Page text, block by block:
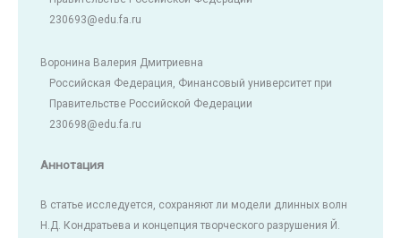
230693@edu.fa.ru
Воронина Валерия Дмитриевна
Российская Федерация, Финансовый университет при
Правительстве Российской Федерации
230698@edu.fa.ru
Аннотация
В статье исследуется, сохраняют ли модели длинных волн
Н.Д. Кондратьева и концепция творческого разрушения Й.